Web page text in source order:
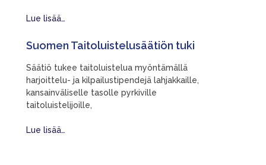
Lue lisää…
Suomen Taitoluistelusäätiön tuki
Säätiö tukee taitoluistelua myöntämällä
harjoittelu- ja kilpailustipendejä lahjakkaille,
kansainväliselle tasolle pyrkiville
taitoluistelijoille,
Lue lisää…